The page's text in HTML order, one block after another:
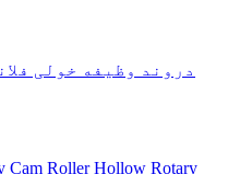
Cam Roller Hollow Rotary